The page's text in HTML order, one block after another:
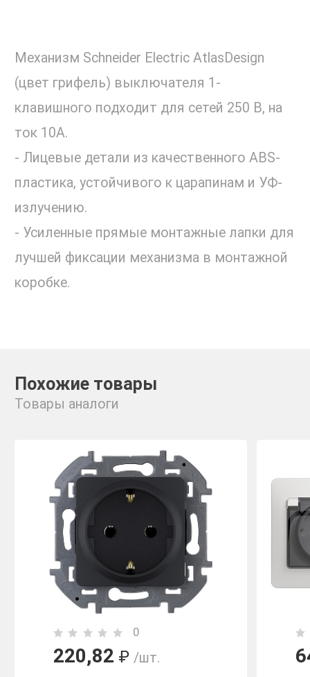
Механизм Schneider Electric AtlasDesign
(цвет грифель) выключателя 1-
клавишного подходит для сетей 250 В, на
ток 10А.
- Лицевые детали из качественного ABS-
пластика, устойчивого к царапинам и УФ-
излучению.
- Усиленные прямые монтажные лапки для
лучшей фиксации механизма в монтажной
коробке.
Похожие товары
Товары аналоги
0
220,82 ₽ /шт.